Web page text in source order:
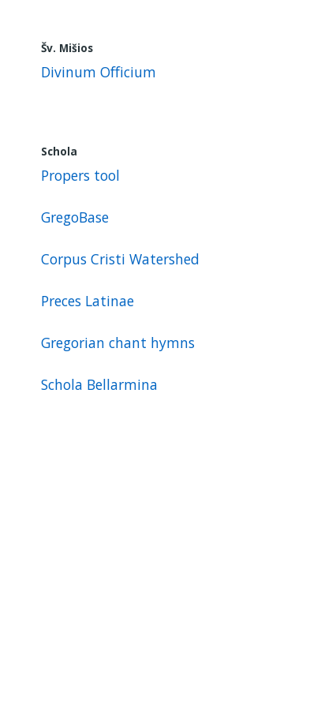
Šv. Mišios
Divinum Officium
Schola
Propers tool
GregoBase
Corpus Cristi Watershed
Preces Latinae
Gregorian chant hymns
Schola Bellarmina